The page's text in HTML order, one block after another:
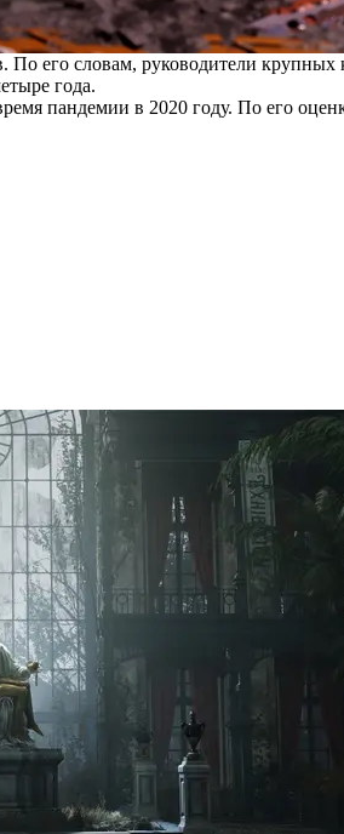
его словам, руководители
года.
пандемии в 2020 году. По его